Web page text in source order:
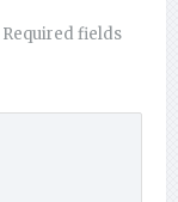
Required fields